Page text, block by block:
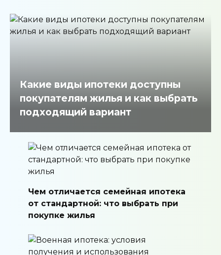
Какие виды ипотеки доступны
покупателям жилья и как выбрать
подходящий вариант
Чем отличается семейная ипотека
от стандартной: что выбрать при
покупке жилья